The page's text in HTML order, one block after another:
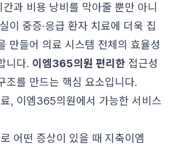
과 비용 낭비를 막아줄 뿐만 아니
이 중증·응급 환자 치료에 더욱 집
만들어 의료 시스템 전체의 효율성
니다. 이엠365의원 편리한 접근성
조를 만드는 핵심 요소입니다.
, 이엠365의원에서 가능한 서비스
어떤 증상이 있을 때 지축이엠